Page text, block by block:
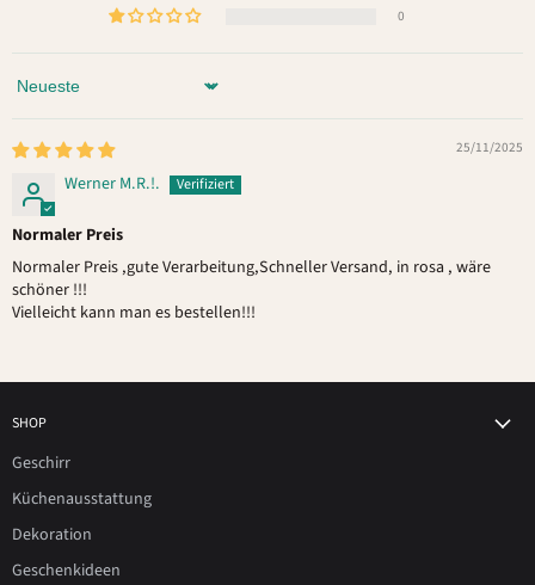
0
Sort by
25/11/2025
Werner M.R.!.
Normaler Preis
Normaler Preis ,gute Verarbeitung,Schneller Versand, in rosa , wäre
schöner !!!
Vielleicht kann man es bestellen!!!
SHOP
Geschirr
Küchenausstattung
Dekoration
Geschenkideen